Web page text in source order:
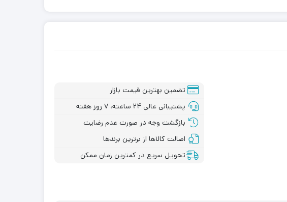
تضمین بهترین قیمت بازار
پشتیبانی عالی ۲۴ ساعته، ۷ روز هفته
بازگشت وجه در صورت عدم رضایت
اصالت کالاها از برترین برندها
تحویل سریع در کمترین زمان ممکن